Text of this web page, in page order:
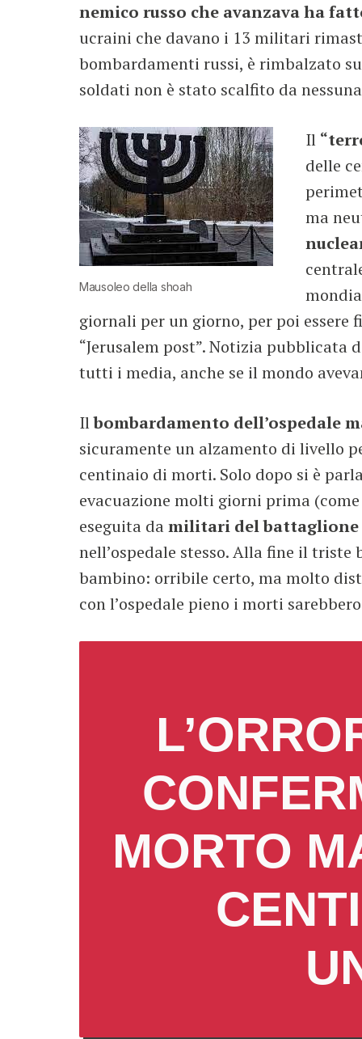
nemico russo che avanzava ha
ucraini che davano i 13 militari
bombardamenti russi, è rimbalzato
soldati non è stato scalfito da
Mausoleo della shoah
Il
delle
ma
giornali per un giorno, per poi
“Jerusalem post”. Notizia pubblicata
tutti i media, anche se il mondo
Ilbombardamento dell’ospedale
sicuramente un alzamento di livello
centinaio di morti. Solo dopo si è
evacuazione molti giorni prima
eseguita damilitari del battaglione
nell’ospedale stesso. Alla fine il
bambino: orribile certo, ma molto
con l’ospedale pieno i morti
MORTO